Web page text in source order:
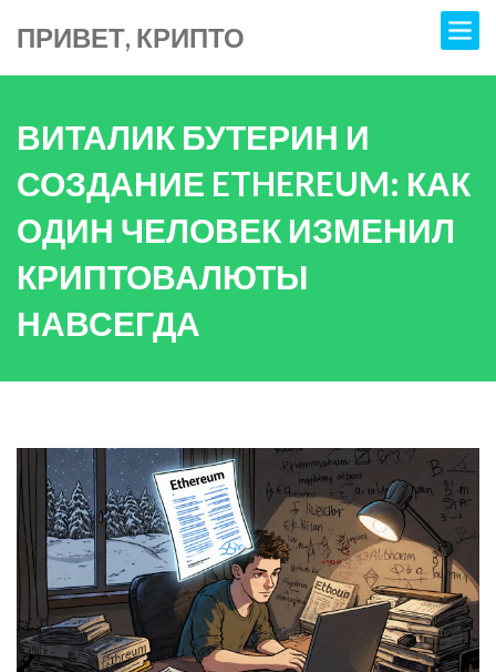
ПРИВЕТ, КРИПТО
ВИТАЛИК БУТЕРИН И
СОЗДАНИЕ ETHEREUM: КАК
ОДИН ЧЕЛОВЕК ИЗМЕНИЛ
КРИПТОВАЛЮТЫ
НАВСЕГДА